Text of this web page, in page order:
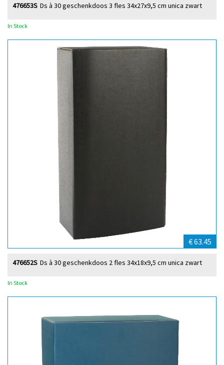
Ds à 30 geschenkdoos 3 fles 34x27x9,5 cm unica zwart
476653S
In Stock
€ 63.45
Ds à 30 geschenkdoos 2 fles 34x18x9,5 cm unica zwart
476652S
In Stock